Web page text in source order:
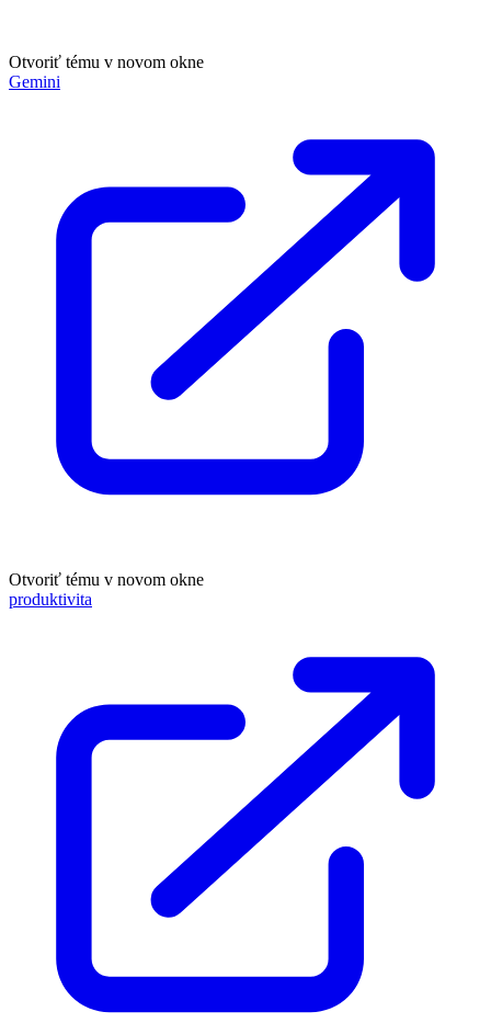
Otvoriť tému v novom okne
Gemini
Otvoriť tému v novom okne
produktivita